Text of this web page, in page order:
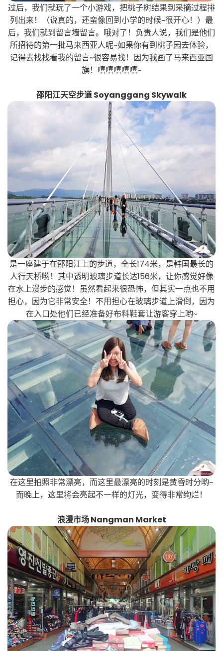
过后，我们就玩了一个小游戏，把桃子树结果到采摘过程排
列出来！（说真的，还蛮像回到小学的时候~很开心！）最
后，我们就到留言墙留言。哦对了！负责人说，我们是他们
所招待的第一批马来西亚人呢~如果你有到桃子园去体验，
记得去找找看我的留言~很容易找！因为我画了马来西亚国
旗！嘻嘻嘻嘻嘻~
邵阳江天空步道 Soyanggang Skywalk
是一座建于在邵阳江上的步道，全长174米，是韩国最长的
人行天桥哟！其中透明玻璃步道长达156米，让你感觉好像
在水上漫步的感觉！虽然看起来很恐怖，但其实一点也不用
担心，因为它非常安全！不用担心在玻璃步道上滑倒，因为
在入口处他们已经准备好布料鞋套让游客穿上哟~
在这里拍照非常漂亮，而这里最漂亮的时刻是黄昏时分哟~
而晚上，这里将会亮起不一样的灯光，变得非常绚烂！
浪漫市场 Nangman Market